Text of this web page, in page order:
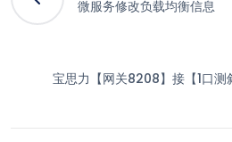
微服务修改负载均衡信息
宝思力【网关8208】接【1口测